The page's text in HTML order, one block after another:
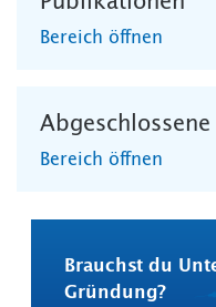
Bereich öffnen
Bereich öffnen
Brauchst du
Gründung?